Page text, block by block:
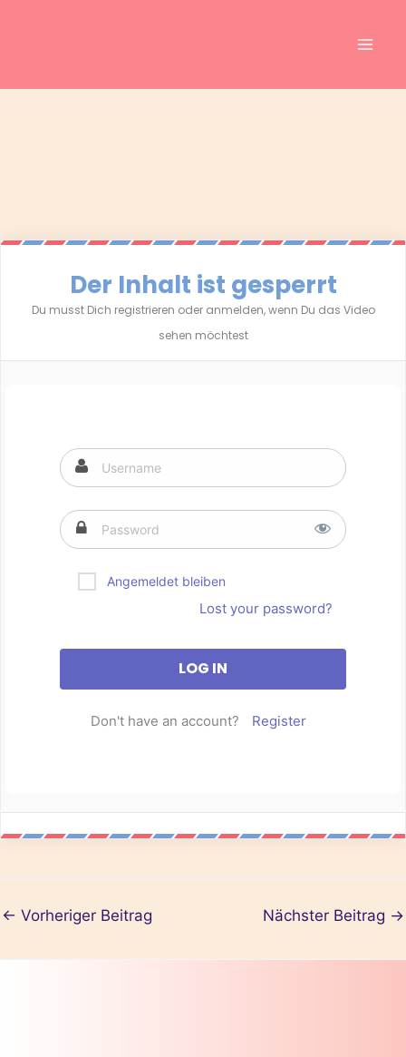
Der Inhalt ist gesperrt
Du musst Dich registrieren oder anmelden, wenn Du das Video
sehen möchtest
Angemeldet bleiben
Lost your password?
Don't have an account? Register
← Vorheriger Beitrag Nächster Beitrag →